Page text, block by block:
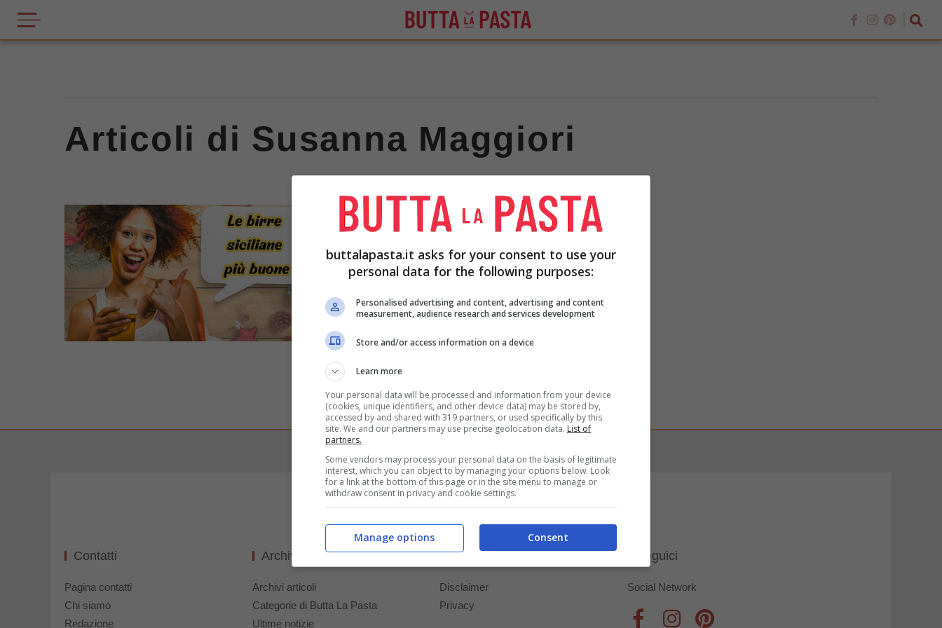
Articoli di Susanna Maggiori
A Natale puntiamo tutto
più gustose e migliori in
assoluto da acquistare
con i tipici piatti natalizi. Un buon menù è alla
base di ottimi piaceri.Natale è una festività
Contatti
Pagina contatti
Chi siamo
Redazione
Archivi News
Archivi articoli
Categorie di Butta La Pasta
Ultime notizie
Risorse
Disclaimer
Privacy
Seguici
Social Network
buttalapasta.it asks for your consent to use your
personal data for the following purposes:
Personalised advertising and content, advertising and content
measurement, audience research and services development
Store and/or access information on a device
Learn more
Your personal data will be processed and information from your device
(cookies, unique identifiers, and other device data) may be stored by,
accessed by and shared with 319 partners, or used specifically by this
site. We and our partners may use precise geolocation data. List of
partners.
Some vendors may process your personal data on the basis of legitimate
interest, which you can object to by managing your options below. Look
for a link at the bottom of this page or in the site menu to manage or
withdraw consent in privacy and cookie settings.
Consent
Manage options